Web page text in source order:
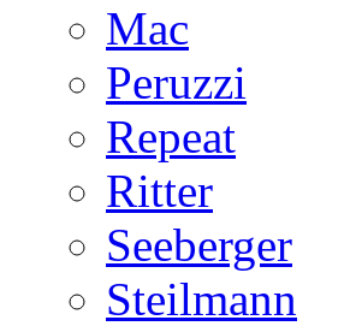
Mac
Peruzzi
Repeat
Ritter
Seeberger
Steilmann